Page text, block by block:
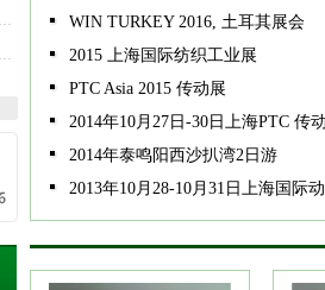
WIN TURKEY 2016, 土耳其展会
2015 上海国际纺织工业展
PTC Asia 2015 传动展
2014年10月27日-30日上海PTC 传
2014年泰鸣阳西沙扒湾2日游
2013年10月28-10月31日上海国际